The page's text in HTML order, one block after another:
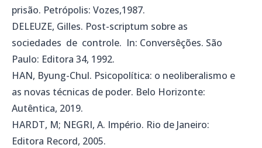
prisão. Petrópolis: Vozes,1987.
DELEUZE, Gilles. Post-scriptum sobre as
sociedades de controle. In: Conversêções. São
Paulo: Editora 34, 1992.
HAN, Byung-Chul. Psicopolítica: o neoliberalismo e
as novas técnicas de poder. Belo Horizonte:
Autêntica, 2019.
HARDT, M; NEGRI, A. Império. Rio de Janeiro:
Editora Record, 2005.